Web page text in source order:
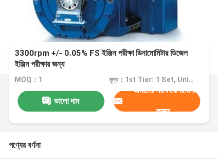
3300rpm +/- 0.05% FS ইঞ্জিন পরীক্ষা ডিনামোমিটার ডিজেল
ইঞ্জিন পরীক্ষার জন্য
MOQ：1 মূল্য：1st Tier: 1 Set, Unit Price USD 3.00 2nd Tier: 2-5 Sets, Unit Price USD 2.00 3rd Tier: Over 5 Sets, Unit Price USD 1.00
ভালো দাম
আমাদের সাথে যোগাযোগ
করুন
পণ্যের বর্ণনা